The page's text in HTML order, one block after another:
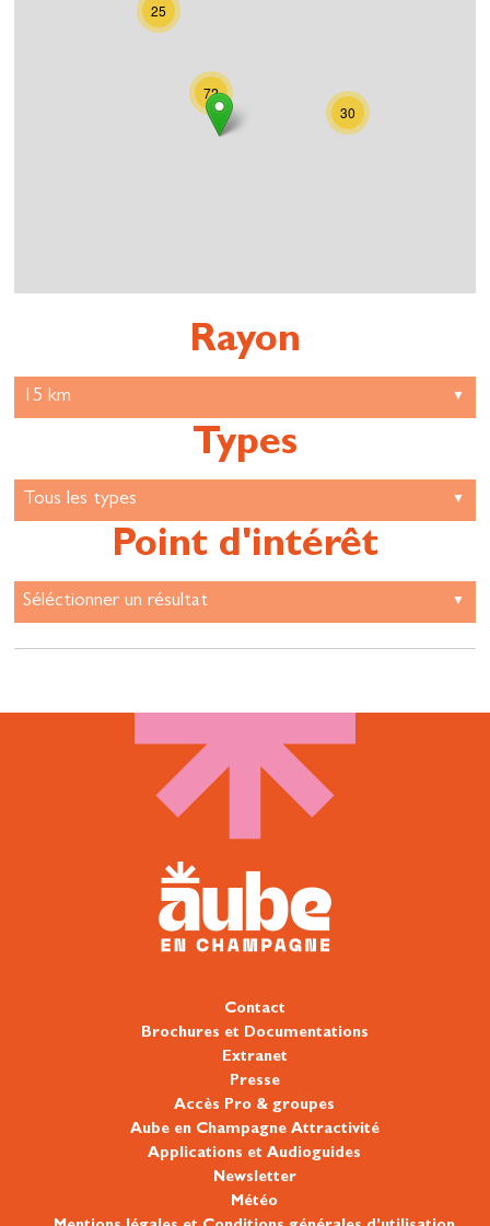
25
30
72
Rayon
Types
Point d'intérêt
Contact
Brochures et Documentations
Extranet
Presse
Accès Pro & groupes
Aube en Champagne Attractivité
Applications et Audioguides
Newsletter
Météo